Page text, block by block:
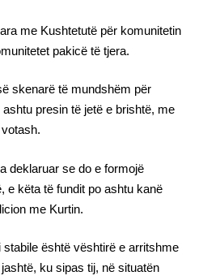
me Kushtetutë për komunitetin
pakicë të tjera.
skenarë të mundshëm për
presin të jetë e brishtë, me
deklaruar se do e formojë
e këta të fundit po ashtu kanë
me Kurtin.
është vështirë e arritshme
ku sipas tij, në situatën